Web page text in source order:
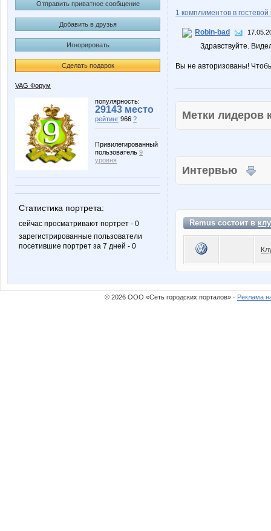
Отправить приватное сообщение
Добавить в друзья
Игнорировать
Сделать подарок
VAG Форум
популярность:
29143 место
рейтинг 966 ?
Привилегированный
пользователь 9
уровня
Статистика портрета:
сейчас просматривают портрет - 0
зарегистрированные пользователи
посетившие портрет за 7 дней - 0
1 комплиментов в гостевой
Robin-bad
Здравствуйте.
Вы не авторизованы!
Метки
Интервью
Remus состоит в
© 2026 ООО «Сеть городских порталов» · Реклама